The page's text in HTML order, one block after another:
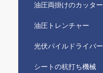
油圧両掛けのカッター
油圧トレンチャー
光伏パイルドライバー
シートの杭打ち機械